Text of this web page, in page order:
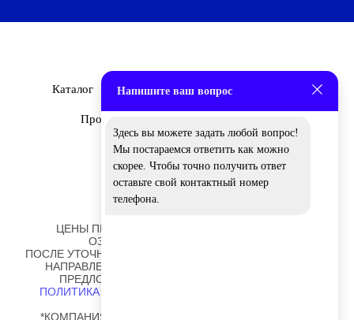
Каталог Бренды О Нас
Проекты
ЦЕНЫ ПРЕДСТАВЛЕННЫЕ НА САЙТЕ НОСЯТ
ОЗНАКОМИТЕЛЬНЫЙ ХАРАКТЕР!
ПОСЛЕ УТОЧНЕНИЯ ОТДЕЛОК И РАЗМЕРОВ ВАМ БУДЕТ
НАПРАВЛЕНО ПЕРСОНАЛЬНОЕ КОММЕРЧЕСКОЕ
ПРЕДЛОЖЕНИЕ ОТ НАШИХ СОТРУДНИКОВ.
ПОЛИТИКА ОБРАБОТКИ ПЕРСОНАЛЬНЫХ ДАННЫХ
*КОМПАНИЯ META PLATFORMS INC., ВЛАДЕЮЩАЯ
Напишите ваш вопрос
Здесь вы можете задать любой вопрос!
Мы постараемся ответить как можно
скорее. Чтобы точно получить ответ
оставьте свой контактный номер
телефона.